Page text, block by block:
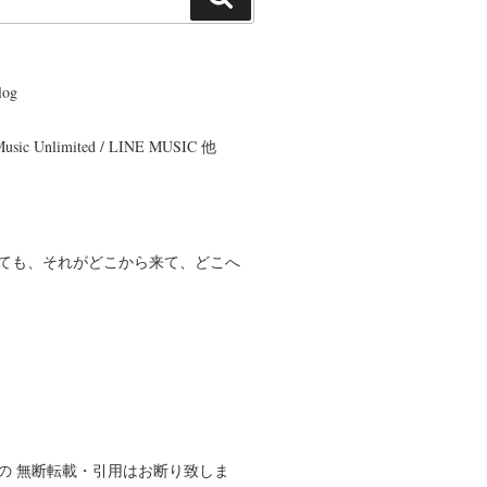
索
Unlimited / LINE MUSIC 他
も、それがどこから来て、どこへ
無断転載・引用はお断り致しま